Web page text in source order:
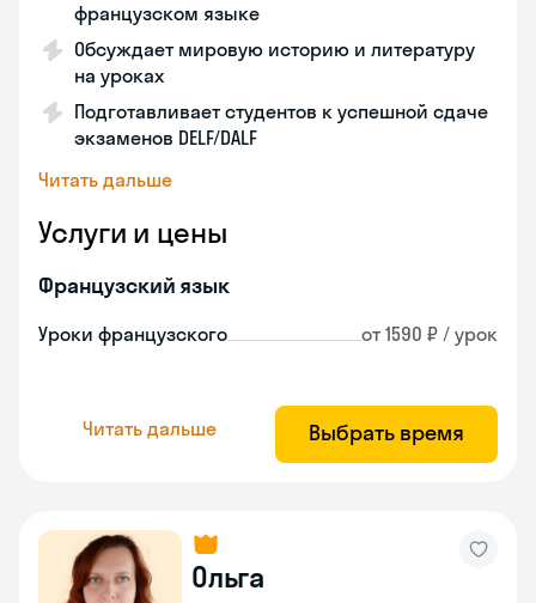
французском языке
Обсуждает мировую историю и литературу
на уроках
Подготавливает студентов к успешной сдаче
экзаменов DELF/DALF
Читать дальше
Услуги и цены
Французский язык
Уроки французского от 1590 ₽ / урок
Читать дальше Выбрать время
Ольга